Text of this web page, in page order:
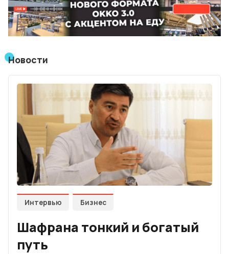
Мнения
Условия использования материалов
Политика конфиденциальности и cookie
Новости
Интервью Бизнес
Шафрана тонкий и богатый
путь